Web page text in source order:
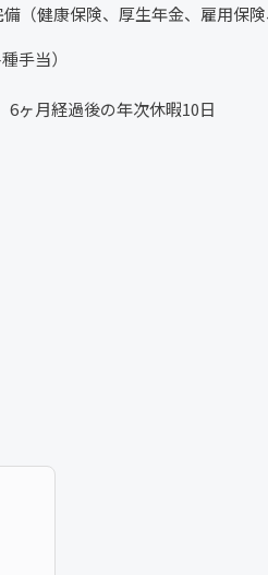
（健康保険、厚生年金、雇用保険
手当）
ヶ月経過後の年次休暇10日